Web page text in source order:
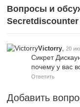
Вопросы и
Secretdiscounter
Victorry 20
Сикрет
почему у вас
Ответить
Добавить